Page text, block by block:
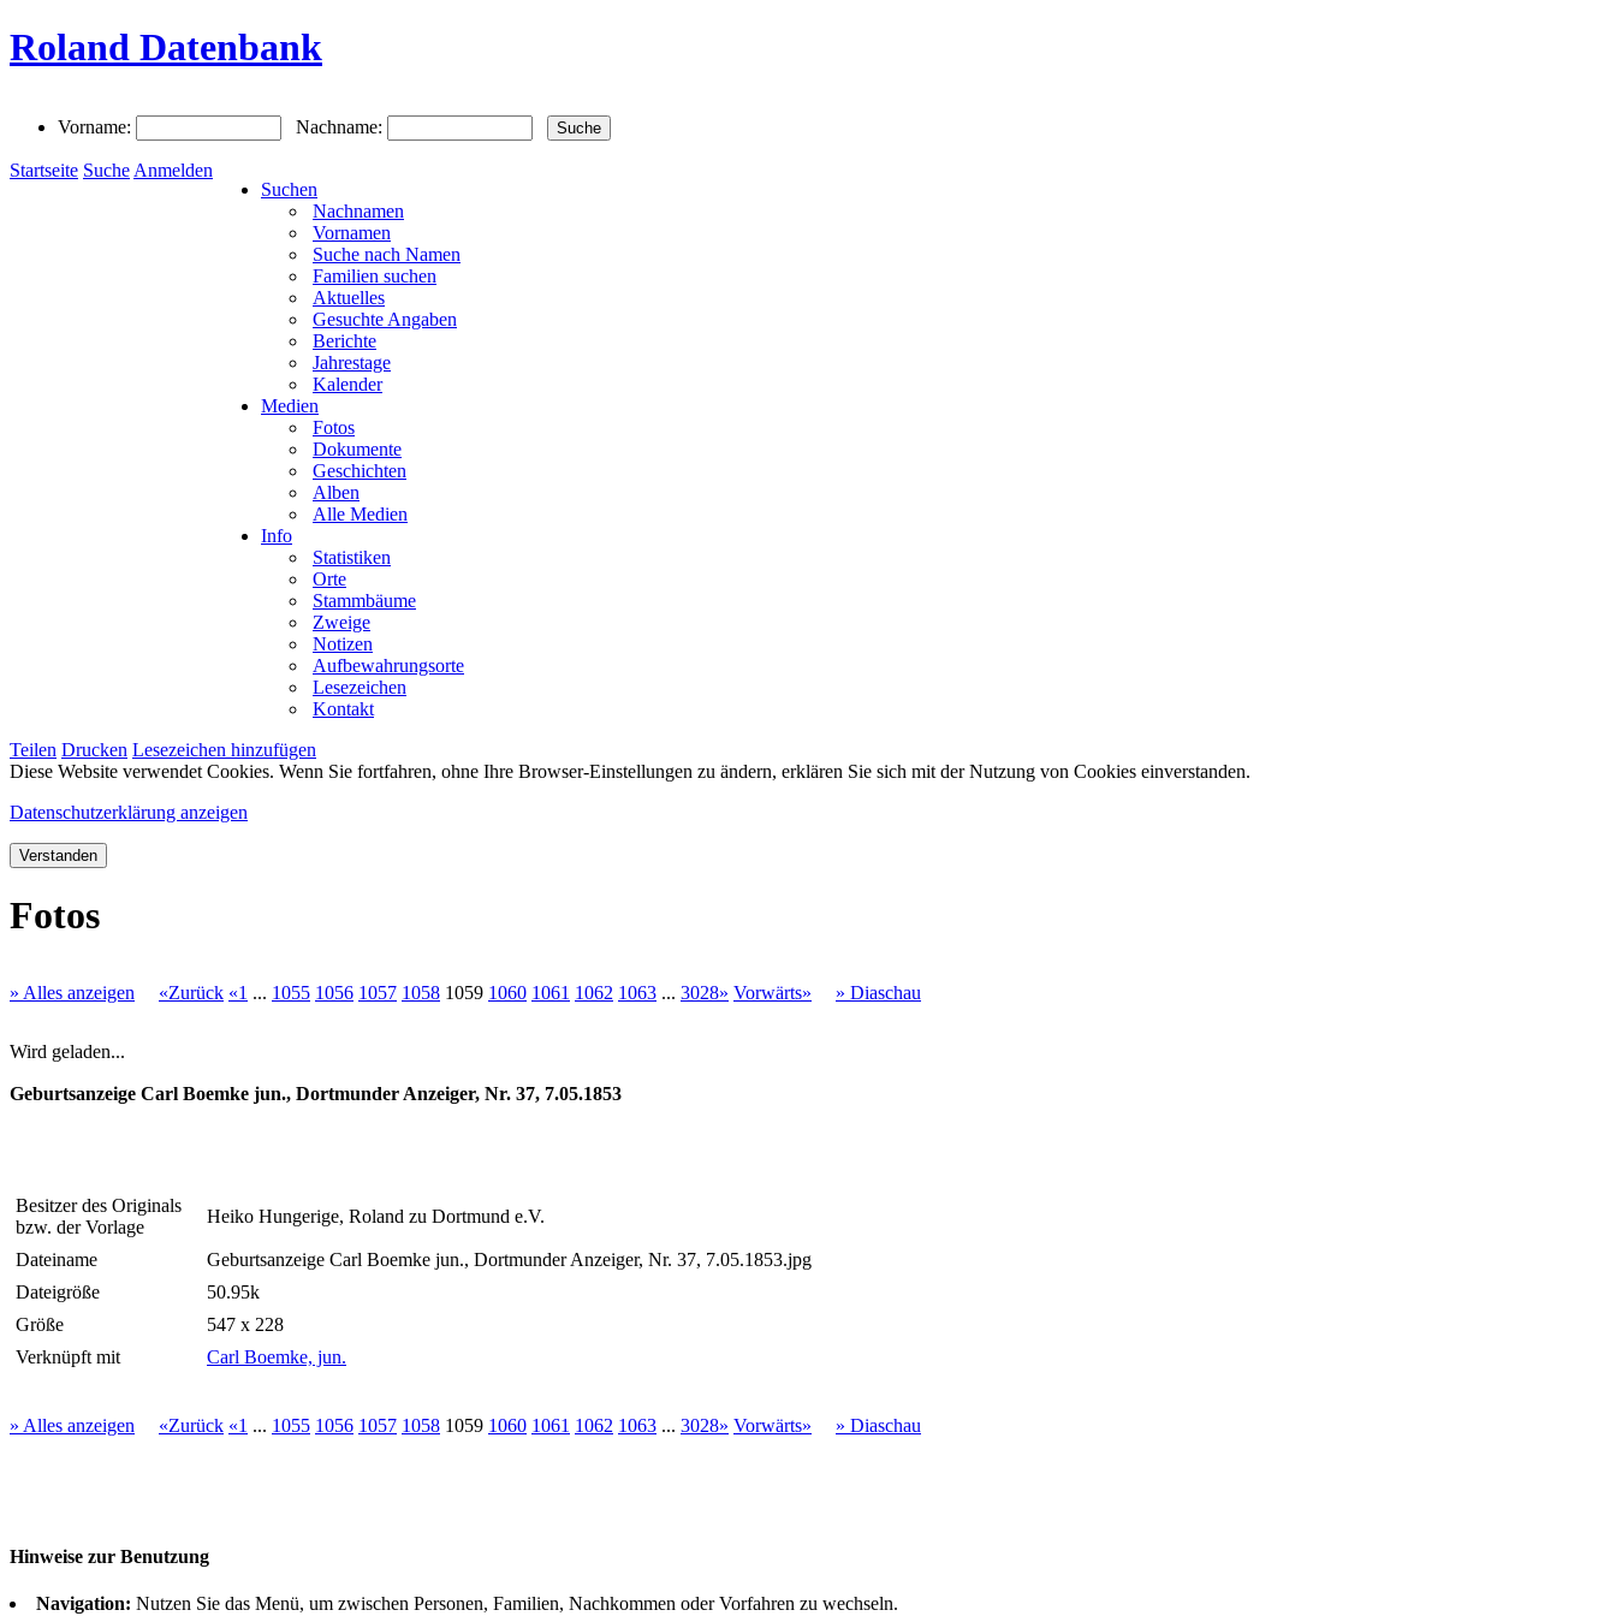
Roland Datenbank
Vorname: Nachname:
Startseite Suche Anmelden
Suchen
Nachnamen
Vornamen
Suche nach Namen
Familien suchen
Aktuelles
Gesuchte Angaben
Berichte
Jahrestage
Kalender
Medien
Fotos
Dokumente
Geschichten
Alben
Alle Medien
Info
Statistiken
Orte
Stammbäume
Zweige
Notizen
Aufbewahrungsorte
Lesezeichen
Kontakt
Teilen Drucken Lesezeichen hinzufügen
Diese Website verwendet Cookies. Wenn Sie fortfahren, ohne Ihre Browser-Einstellungen zu ändern, erklären Sie sich mit der Nutzung von Cookies einverstanden.
Datenschutzerklärung anzeigen
Verstanden
Fotos
» Alles anzeigen «Zurück «1 ... 1055 1056 1057 1058 1059 1060 1061 1062 1063 ... 3028» Vorwärts» » Diaschau
Wird geladen...
Geburtsanzeige Carl Boemke jun., Dortmunder Anzeiger, Nr. 37, 7.05.1853
Besitzer des Originals
bzw. der Vorlage
Heiko Hungerige, Roland zu Dortmund e.V.
Dateiname
Geburtsanzeige Carl Boemke jun., Dortmunder Anzeiger, Nr. 37, 7.05.1853.jpg
Dateigröße
50.95k
Größe
547 x 228
Verknüpft mit
Carl Boemke, jun.
» Alles anzeigen «Zurück «1 ... 1055 1056 1057 1058 1059 1060 1061 1062 1063 ... 3028» Vorwärts» » Diaschau
Hinweise zur Benutzung
Navigation: Nutzen Sie das Menü, um zwischen Personen, Familien, Nachkommen oder Vorfahren zu wechseln.